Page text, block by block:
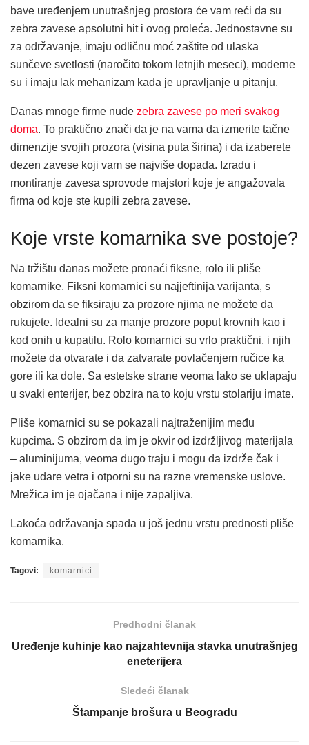
bave uređenjem unutrašnjeg prostora će vam reći da su
zebra zavese apsolutni hit i ovog proleća. Jednostavne su
za održavanje, imaju odličnu moć zaštite od ulaska
sunčeve svetlosti (naročito tokom letnjih meseci), moderne
su i imaju lak mehanizam kada je upravljanje u pitanju.
Danas mnoge firme nude zebra zavese po meri svakog
doma. To praktično znači da je na vama da izmerite tačne
dimenzije svojih prozora (visina puta širina) i da izaberete
dezen zavese koji vam se najviše dopada. Izradu i
montiranje zavesa sprovode majstori koje je angažovala
firma od koje ste kupili zebra zavese.
Koje vrste komarnika sve postoje?
Na tržištu danas možete pronaći fiksne, rolo ili pliše
komarnike. Fiksni komarnici su najjeftinija varijanta, s
obzirom da se fiksiraju za prozore njima ne možete da
rukujete. Idealni su za manje prozore poput krovnih kao i
kod onih u kupatilu. Rolo komarnici su vrlo praktični, i njih
možete da otvarate i da zatvarate povlačenjem ručice ka
gore ili ka dole. Sa estetske strane veoma lako se uklapaju
u svaki enterijer, bez obzira na to koju vrstu stolariju imate.
Pliše komarnici su se pokazali najtraženijim među
kupcima. S obzirom da im je okvir od izdržljivog materijala
– aluminijuma, veoma dugo traju i mogu da izdrže čak i
jake udare vetra i otporni su na razne vremenske uslove.
Mrežica im je ojačana i nije zapaljiva.
Lakoća održavanja spada u još jednu vrstu prednosti pliše
komarnika.
Tagovi: komarnici
Predhodni članak
Uređenje kuhinje kao najzahtevnija stavka unutrašnjeg
eneterijera
Sledeći članak
Štampanje brošura u Beogradu